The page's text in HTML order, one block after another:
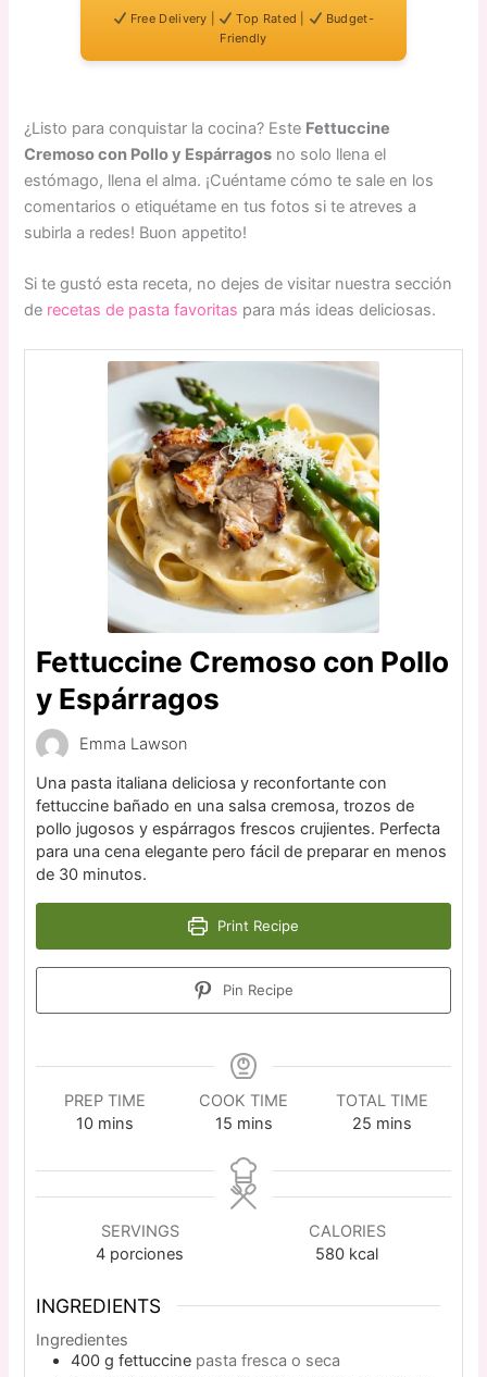
Free Delivery | Top Rated |
Budget-
Friendly
¿Listo para conquistar la cocina? Este Fettuccine
Cremoso con Pollo y Espárragos no solo llena el
estómago, llena el alma. ¡Cuéntame cómo te sale en los
comentarios o etiquétame en tus fotos si te atreves a
subirla a redes! Buon appetito!
Si te gustó esta receta, no dejes de visitar nuestra sección
de recetas de pasta favoritas para más ideas deliciosas.
Fettuccine Cremoso con Pollo
y Espárragos
Emma Lawson
Una pasta italiana deliciosa y reconfortante con
fettuccine bañado en una salsa cremosa, trozos de
pollo jugosos y espárragos frescos crujientes. Perfecta
para una cena elegante pero fácil de preparar en menos
de 30 minutos.
Print Recipe
Pin Recipe
PREP TIME
10 mins
COOK TIME
15 mins
TOTAL TIME
25 mins
SERVINGS
4 porciones
CALORIES
580 kcal
INGREDIENTS
Ingredientes
400 g fettuccine pasta fresca o seca